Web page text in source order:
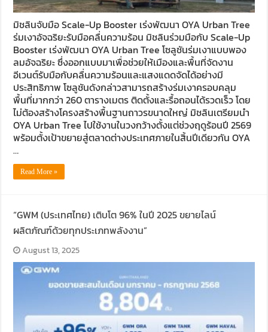
มิชลินจับมือ Scale-Up Booster เร่งพัฒนา OYA Urban Tree
ร่มเงาอัจฉริยะรับมือคลื่นความร้อน มิชลินร่วมมือกับ Scale-Up
Booster เร่งพัฒนา OYA Urban Tree โซลูชันร่มเงาแบบพอง
ลมอัจฉริยะ ซึ่งออกแบบมาเพื่อช่วยให้เมืองและพื้นที่จัดงาน
อีเวนต์รับมือกับคลื่นความร้อนและแสงแดดจัดได้อย่างมี
ประสิทธิภาพ โซลูชันดังกล่าวสามารถสร้างร่มเงาครอบคลุม
พื้นที่มากกว่า 260 ตารางเมตร ติดตั้งและรื้อถอนได้รวดเร็ว โดย
ไม่ต้องสร้างโครงสร้างพื้นฐานถาวรขนาดใหญ่ มิชลินเตรียมนำ
OYA Urban Tree ไปใช้งานในวงกว้างตั้งแต่ช่วงฤดูร้อนปี 2569
พร้อมตั้งเป้าขยายสู่ตลาดต่างประเทศภายในสิ้นปีเดียวกัน OYA
…
Read More »
“GWM (ประเทศไทย) เติบโต 96% ในปี 2025 ขยายไลน์
ผลิตภัณฑ์ด้วยทุกประเภทพลังงาน”
August 13, 2025